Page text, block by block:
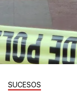
SUCESOS